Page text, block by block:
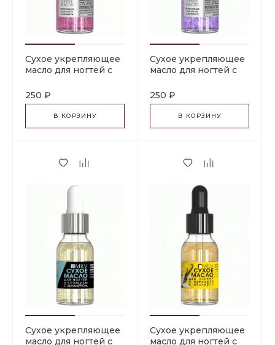
Сухое укрепляющее
масло для ногтей с
«CHERRY». 15 мл Milv
250 ₽
В КОРЗИНУ
Сухое укрепляющее
масло для ногтей с
«MARSHMALLOW». 15
мл Milv
250 ₽
В КОРЗИНУ
Сухое укрепляющее
масло для ногтей с
Сухое укрепляющее
масло для ногтей с